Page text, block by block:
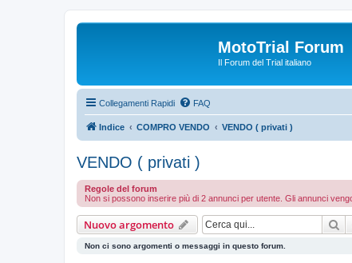
MotoTrial Forum
Il Forum del Trial italiano
Collegamenti Rapidi FAQ
Indice COMPRO VENDO VENDO ( privati )
VENDO ( privati )
Regole del forum
Non si possono inserire più di 2 annunci per utente. Gli annunci
Nuovo argomento
Non ci sono argomenti o messaggi in questo forum.